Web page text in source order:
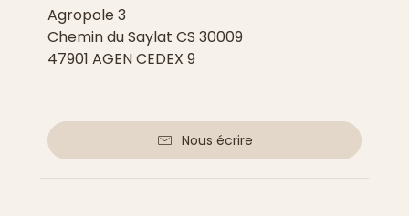
Agropole 3
Chemin du Saylat CS 30009
47901 AGEN CEDEX 9
Nous écrire